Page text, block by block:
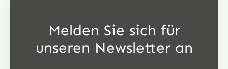
Melden Sie sich für
unseren Newsletter an